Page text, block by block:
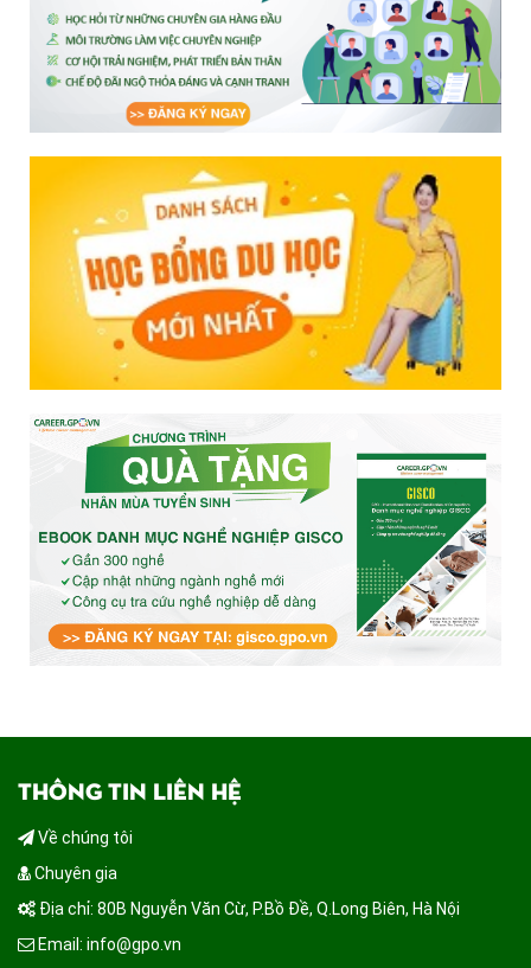
THÔNG TIN LIÊN HỆ
Về chúng tôi
Chuyên gia
Địa chỉ: 80B Nguyễn Văn Cừ, P.Bồ Đề, Q.Long Biên, Hà Nội
Email: info@gpo.vn